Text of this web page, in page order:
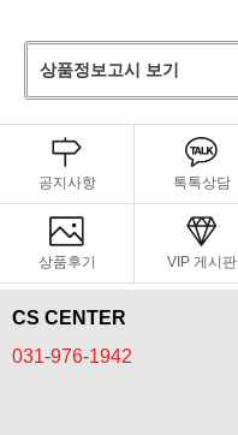
상품정보고시 보기
공지사항 톡톡상담
상품후기 VIP 게시판
CS CENTER
031-976-1942